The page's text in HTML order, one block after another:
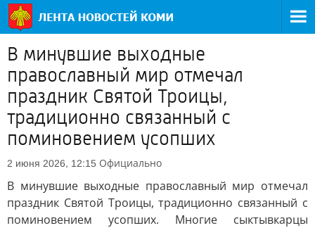
В минувшие выходные
православный мир отмечал
праздник Святой Троицы,
традиционно связанный с
поминовением усопших
2 июня 2026, 12:15 Официально
В минувшие выходные православный мир отмечал
праздник Святой Троицы, традиционно связанный с
поминовением усопших. Многие сыктывкарцы